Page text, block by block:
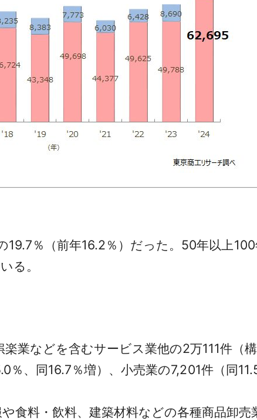
％（前年16.2％）だった。50年以上
る。
業などを含むサービス業他の2万111件（
、同16.7％増）、小売業の7,201件（同11.5
食料・飲料、建築材料などの各種商品卸売